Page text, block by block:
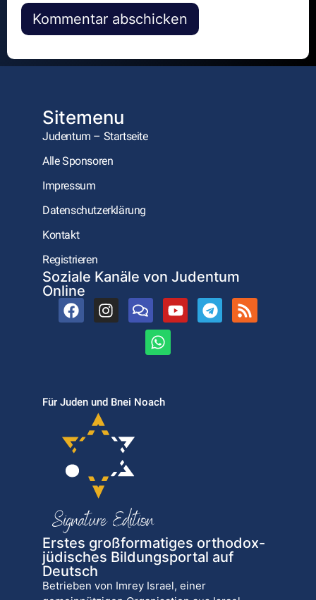
Alternative:
Sitemenu
Judentum – Startseite
Alle Sponsoren
Impressum
Datenschutzerklärung
Kontakt
Registrieren
Soziale Kanäle von Judentum
Online
Für Juden und Bnei Noach
Erstes großformatiges orthodox-
jüdisches Bildungsportal auf
Deutsch
Betrieben von Imrey Israel, einer